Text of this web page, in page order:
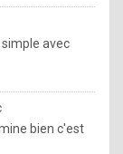
avec
bien c'est